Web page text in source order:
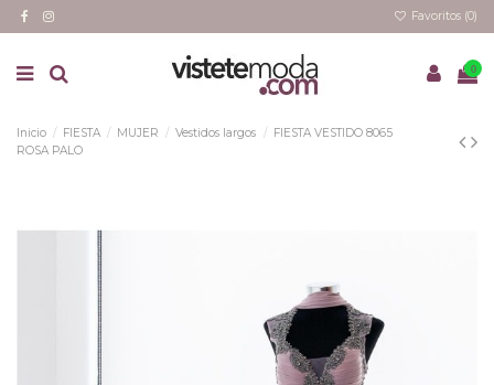
Favoritos (0)
0
Inicio FIESTA MUJER Vestidos largos
FIESTA VESTIDO 8065
ROSA PALO